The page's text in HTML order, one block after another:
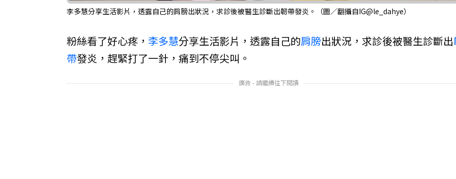
李多慧分享生活影片，透露自己的肩膀出狀況，求診後被醫生診斷出韌帶發炎。（圖／翻攝自IG@le_dahye）
粉絲看了好心疼， 李多慧分享生活影片，透露自己的肩膀出狀況，求診後被醫生診斷出
帶發炎，趕緊打了一針，痛到不停尖叫。
廣告 - 請繼續往下閱讀